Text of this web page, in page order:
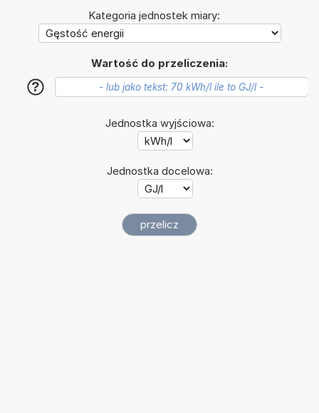
Kategoria jednostek miary:
Wartość do przeliczenia:
?
Jednostka wyjściowa:
Jednostka docelowa: